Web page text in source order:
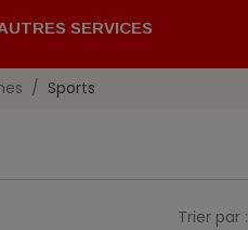
SERVICES
Sports
Trier par :